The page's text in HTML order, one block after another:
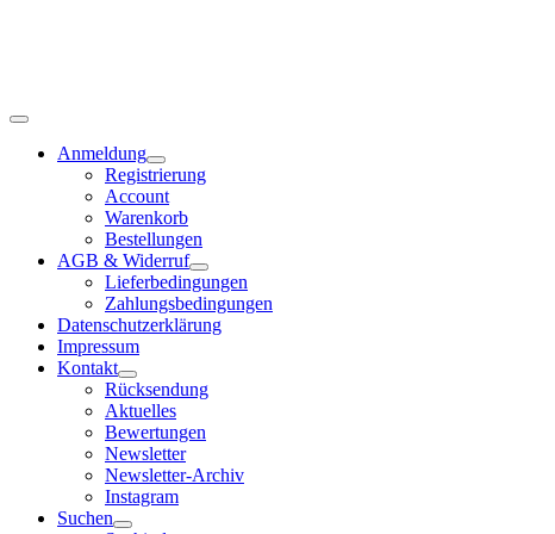
Anmeldung
Registrierung
Account
Warenkorb
Bestellungen
AGB & Widerruf
Lieferbedingungen
Zahlungsbedingungen
Datenschutzerklärung
Impressum
Kontakt
Rücksendung
Aktuelles
Bewertungen
Newsletter
Newsletter-Archiv
Instagram
Suchen